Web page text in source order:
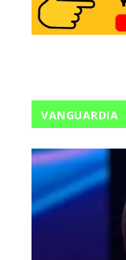
VANGUARDIA